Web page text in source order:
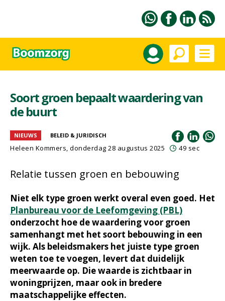
Soort groen bepaalt waardering van
de buurt
NIEUWS BELEID & JURIDISCH
Heleen Kommers, donderdag 28 augustus 2025 49 sec
Relatie tussen groen en bebouwing
Niet elk type groen werkt overal even goed. Het
Planbureau voor de Leefomgeving (PBL)
onderzocht hoe de waardering voor groen
samenhangt met het soort bebouwing in een
wijk. Als beleidsmakers het juiste type groen
weten toe te voegen, levert dat duidelijk
meerwaarde op. Die waarde is zichtbaar in
woningprijzen, maar ook in bredere
maatschappelijke effecten.